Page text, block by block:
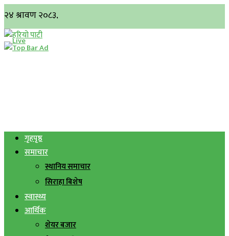
गृहपृष्ठ
समाचार
स्थानिय समाचार
सिराहा बिशेष
स्वास्थ्य
आर्थिक
शेयर बजार